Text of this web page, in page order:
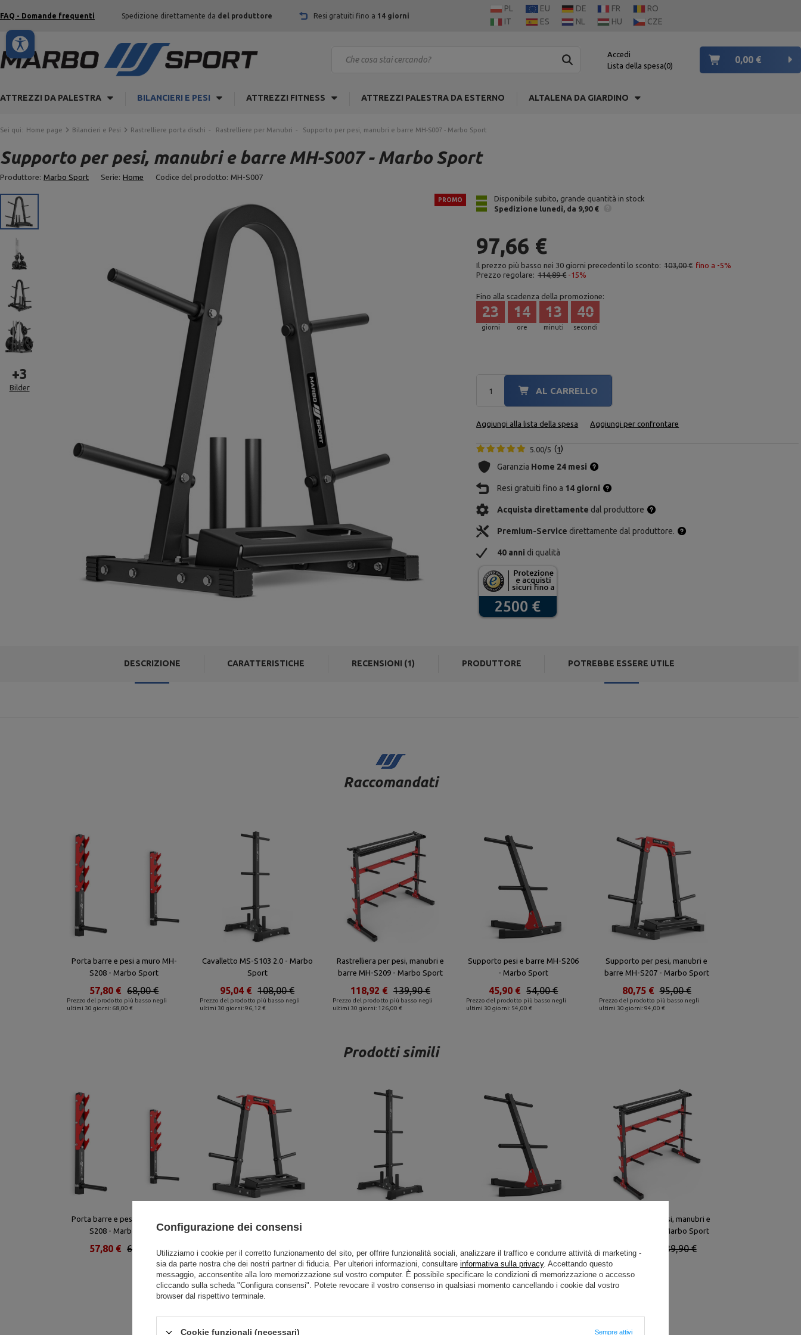
FAQ - Domande frequenti Spedizione direttamente da del produttore Resi gratuiti fino a 14 giorni
PL EU DE FR
RO
IT
ES NL HU CZE
Accedi
Lista della spesa 0
0,00 €
ATTREZZI DA PALESTRA BILANCIERI E PESI ATTREZZI FITNESS ATTREZZI PALESTRA DA ESTERNO ALTALENA DA GIARDINO
Sei qui: Home page Bilancieri e Pesi Rastrelliere porta dischi Rastrelliere per Manubri Supporto per pesi, manubri e barre MH-S007 - Marbo Sport
Supporto per pesi, manubri e barre MH-S007 - Marbo Sport
Produttore: Marbo Sport Serie: Home Codice del prodotto: MH-S007
+3
Bilder
PROMO
Disponibile subito, grande quantità in stock
Spedizione lunedì da 9,90 €
97,66 €
Il prezzo più basso nei 30 giorni precedenti lo sconto: 103,00 € fino a -5%
Prezzo regolare: 114,89 € -15%
Fino alla scadenza della promozione:
giorni
23
ore
14
minuti
13
secondi
39
5.00/5 1
AL CARRELLO
Aggiungi alla lista della spesa Aggiungi per confrontare
Garanzia Home 24 mesi
Resi gratuiti fino a 14 giorni
Acquista direttamente dal produttore
Premium-Service direttamente dal produttore.
40 anni di qualità
DESCRIZIONE CARATTERISTICHE RECENSIONI (1) PRODUTTORE POTREBBE ESSERE UTILE
Raccomandati
Porta barre e pesi a muro MH-
S208 - Marbo Sport
Prezzo del prodotto più basso negli
ultimi 30 giorni: 68,00 €
68,00 €
57,80 €
Cavalletto MS-S103 2.0 - Marbo
Sport
Prezzo del prodotto più basso negli
ultimi 30 giorni: 96,12 €
108,00 €
95,04 €
Rastrelliera per pesi, manubri e
barre MH-S209 - Marbo Sport
Prezzo del prodotto più basso negli
ultimi 30 giorni: 126,00 €
139,90 €
118,92 €
Supporto pesi e barre MH-S206
- Marbo Sport
Prezzo del prodotto più basso negli
ultimi 30 giorni: 54,00 €
54,00 €
45,90 €
Supporto per pesi, manubri e
barre MH-S207 - Marbo Sport
Prezzo del prodotto più basso negli
ultimi 30 giorni: 94,00 €
95,00 €
80,75 €
Prodotti simili
Porta barre e pesi a muro MH-
S208 - Marbo Sport
68,00 €
57,80 €
barre MH-S207 - Marbo Sport
95,00 €
80,75 € 108,00 €
95,04 € 54,00 €
45,90 €
Rastrelliera per pesi, manubri e
barre MH-S209 - Marbo Sport
139,90 €
118,92 €
Configurazione dei consensi
Utilizziamo i cookie per il corretto funzionamento del sito, per offrire funzionalità sociali, analizzare il traffico e condurre attività di marketing -
sia da parte nostra che dei nostri partner di fiducia. Per ulteriori informazioni, consultare informativa sulla privacy. Accettando questo
messaggio, acconsentite alla loro memorizzazione sul vostro computer. È possibile specificare le condizioni di memorizzazione o accesso
cliccando sulla scheda "Configura consensi". Potete revocare il vostro consenso in qualsiasi momento cancellando i cookie dal vostro
browser dal rispettivo terminale.
Cookie funzionali (necessari) Sempre attivi